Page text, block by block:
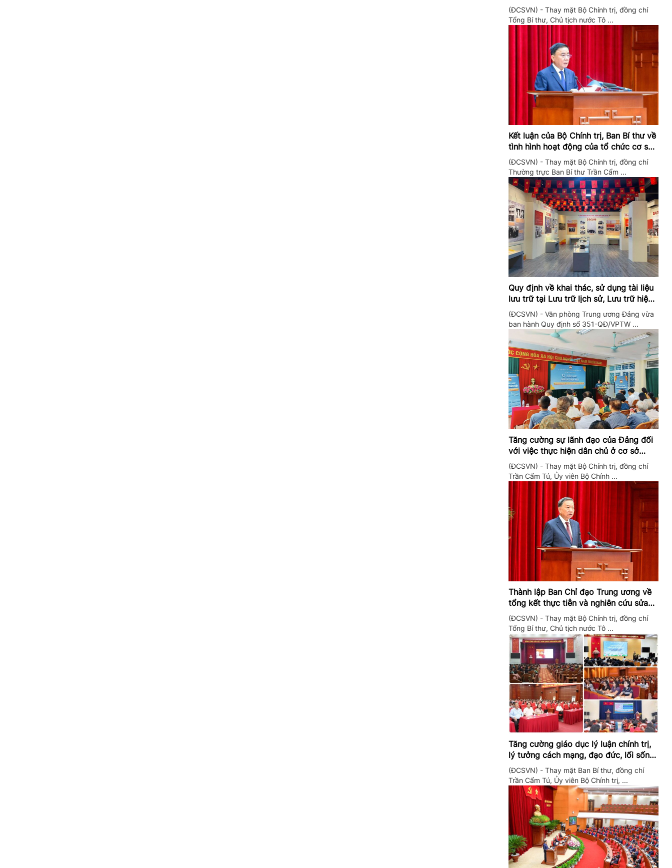
nghệ, đổi mới sáng tạo và chuyển đổi
số
(ĐCSVN) - Thay mặt Bộ Chính trị, đồng chí
Tổng Bí thư, Chủ tịch nước Tô ...
Kết luận của Bộ Chính trị, Ban Bí thư về
tình hình hoạt động của tổ chức cơ sở
đảng trong quý II/2026
(ĐCSVN) - Thay mặt Bộ Chính trị, đồng chí
Thường trực Ban Bí thư Trần Cẩm ...
Quy định về khai thác, sử dụng tài liệu
lưu trữ tại Lưu trữ lịch sử, Lưu trữ hiện
hành của Trung ương Đảng và Văn
phòng Trung ương Đảng
(ĐCSVN) - Văn phòng Trung ương Đảng vừa
ban hành Quy định số 351-QĐ/VPTW ...
Tăng cường sự lãnh đạo của Đảng đối
với việc thực hiện dân chủ ở cơ sở
trong giai đoạn mới
(ĐCSVN) - Thay mặt Bộ Chính trị, đồng chí
Trần Cẩm Tú, Ủy viên Bộ Chính ...
Thành lập Ban Chỉ đạo Trung ương về
tổng kết thực tiễn và nghiên cứu sửa
đổi, bổ sung Điều lệ Đảng
(ĐCSVN) - Thay mặt Bộ Chính trị, đồng chí
Tổng Bí thư, Chủ tịch nước Tô ...
Tăng cường giáo dục lý luận chính trị,
lý tưởng cách mạng, đạo đức, lối sống,
ý thức công dân trong hệ thống giáo
dục quốc dân
(ĐCSVN) - Thay mặt Ban Bí thư, đồng chí
Trần Cẩm Tú, Ủy viên Bộ Chính trị, ...